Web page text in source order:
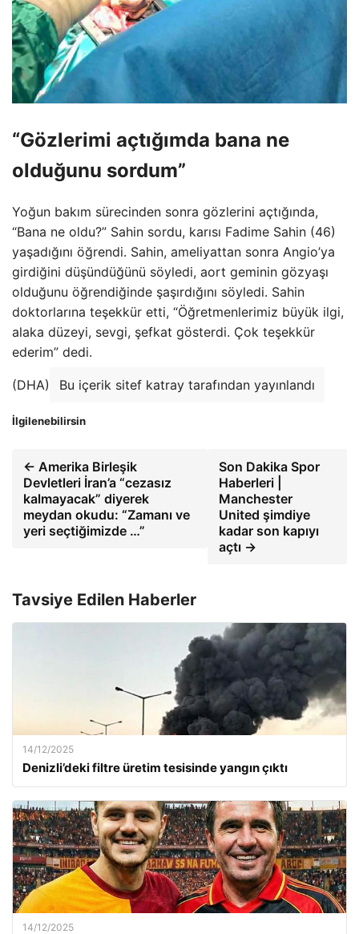
“Gözlerimi açtığımda bana ne
olduğunu sordum”
Yoğun bakım sürecinden sonra gözlerini açtığında,
“Bana ne oldu?” Sahin sordu, karısı Fadime Sahin (46)
yaşadığını öğrendi. Sahin, ameliyattan sonra Angio’ya
girdiğini düşündüğünü söyledi, aort geminin gözyaşı
olduğunu öğrendiğinde şaşırdığını söyledi. Sahin
doktorlarına teşekkür etti, “Öğretmenlerimiz büyük ilgi,
alaka düzeyi, sevgi, şefkat gösterdi. Çok teşekkür
ederim” dedi.
(DHA) Bu içerik sitef katray tarafından yayınlandı
İlgilenebilirsin
← Amerika Birleşik
Devletleri İran’a “cezasız
kalmayacak” diyerek
meydan okudu: “Zamanı ve
yeri seçtiğimizde …”
Son Dakika Spor
Haberleri |
Manchester
United şimdiye
kadar son kapıyı
açtı →
Tavsiye Edilen Haberler
14/12/2025
Denizli’deki filtre üretim tesisinde yangın çıktı
14/12/2025